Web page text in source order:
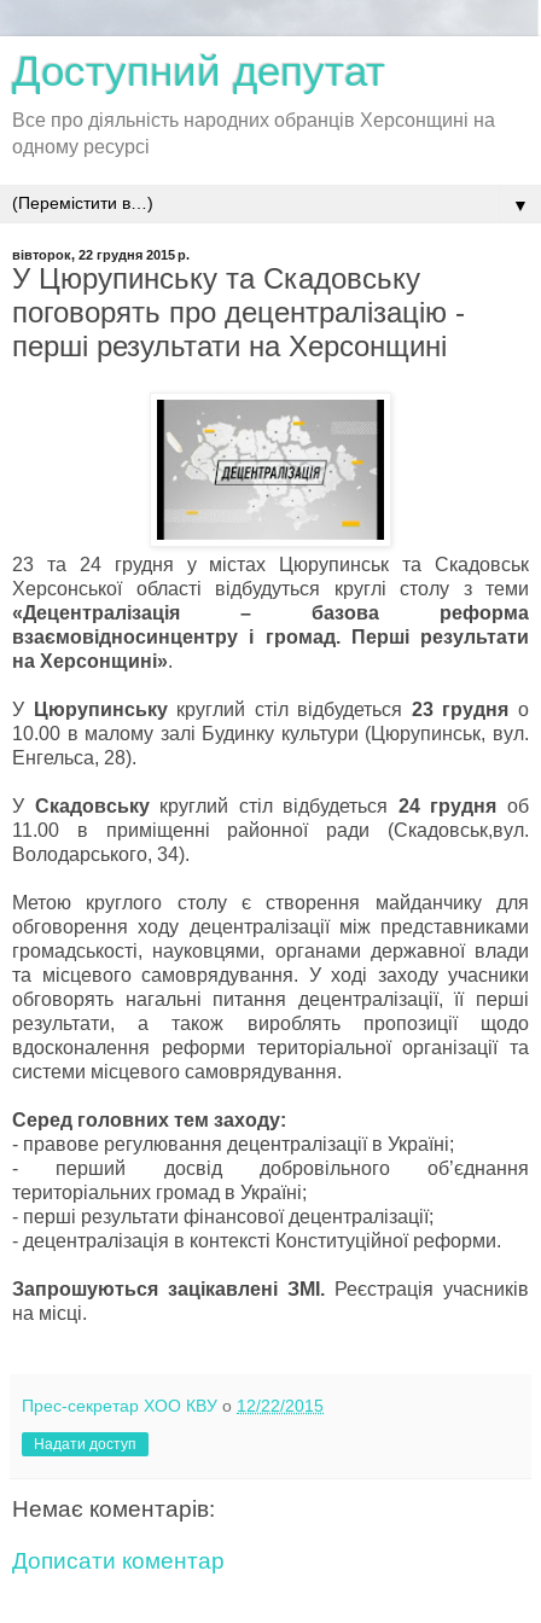
Доступний депутат
Все про діяльність народних обранців Херсонщині на
одному ресурсі
▼
вівторок, 22 грудня 2015 р.
У Цюрупинську та Скадовську
поговорять про децентралізацію -
перші результати на Херсонщині
23 та 24 грудня у містах Цюрупинськ та Скадовськ
Херсонської області відбудуться круглі столу з теми
«Децентралізація – базова реформа
взаємовідносинцентру і громад. Перші результати
на Херсонщині».
У Цюрупинськукруглий стіл відбудеться 23 грудняо
10.00 в малому залі Будинку культури (Цюрупинськ, вул.
Енгельса, 28).
У Скадовськукруглий стіл відбудеться 24 грудня об
11.00 в приміщенні районної ради (Скадовськ,вул.
Володарського, 34).
Метою круглого столу є створення майданчику для
обговорення ходу децентралізації між представниками
громадськості, науковцями, органами державної влади
та місцевого самоврядування. У ході заходу учасники
обговорять нагальні питання децентралізації, її перші
результати, а також вироблять пропозиції щодо
вдосконалення реформи територіальної організації та
системи місцевого самоврядування.
Серед головних тем заходу:
- правове регулювання децентралізації в Україні;
-
перший досвід добровільного об’єднання
територіальних громад в Україні;
- перші результати фінансової децентралізації;
- децентралізація в контексті Конституційної реформи.
Запрошуються зацікавлені ЗМІ. Реєстрація учасників
на місці.
Прес-секретар ХОО КВУ о 12/22/2015
Надати доступ
Немає коментарів:
Дописати коментар